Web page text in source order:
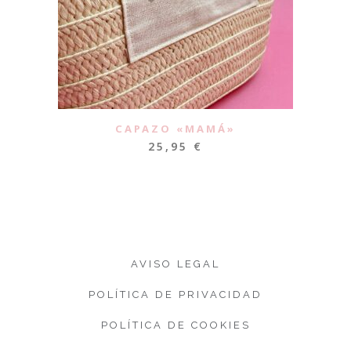
CAPAZO «MAMÁ»
25,95 €
AVISO LEGAL
POLÍTICA DE PRIVACIDAD
POLÍTICA DE COOKIES